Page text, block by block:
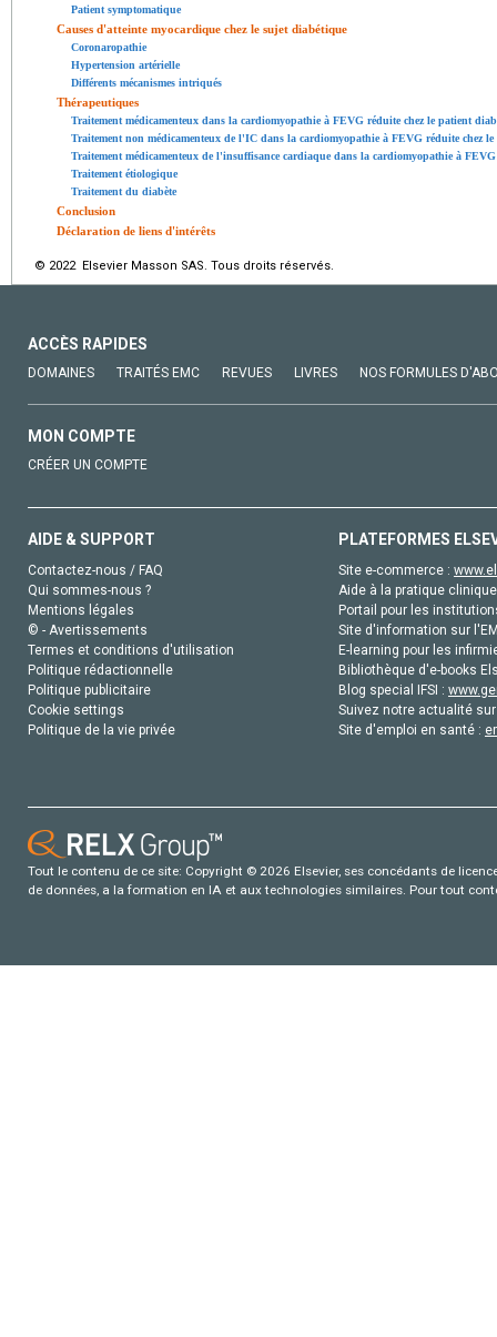
Patient symptomatique
Causes d'atteinte myocardique chez le sujet diabétique
Coronaropathie
Hypertension artérielle
Différents mécanismes intriqués
Thérapeutiques
Traitement médicamenteux dans la cardiomyopathie à FEVG réduite chez le patient
Traitement non médicamenteux de l'IC dans la cardiomyopathie à FEVG réduite chez
Traitement médicamenteux de l'insuffisance cardiaque dans la cardiomyopathie à
Traitement étiologique
Traitement du diabète
Conclusion
Déclaration de liens d'intérêts
© 2022 Elsevier Masson SAS. Tous droits réservés.
ACCÈS RAPIDES
DOMAINES TRAITÉS EMC REVUES LIVRES NOS FORMULES
MON COMPTE
CRÉER UN COMPTE
AIDE & SUPPORT
Contactez-nous / FAQ
Qui sommes-nous ?
Mentions légales
© - Avertissements
Termes et conditions d'utilisation
Politique rédactionnelle
Politique publicitaire
Cookie settings
Politique de la vie privée
PLATEFORMES
Site e-commerce :
Aide à la pratique
Portail pour les
Site d'information sur
E-learning pour les
Bibliothèque d'e-books
Blog special IFSI :
Suivez notre actualité
Site d'emploi en santé :
Tout le contenu de ce site: Copyright © 2026 Elsevier, ses concédants de
de données, a la formation en IA et aux technologies similaires. Pour tout